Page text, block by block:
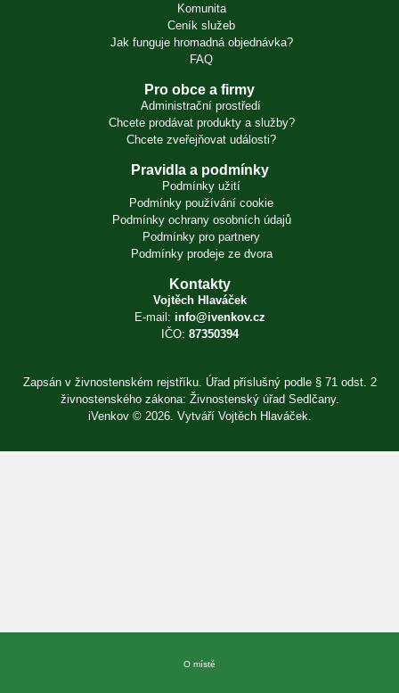
Komunita
Ceník služeb
Jak funguje hromadná objednávka?
FAQ
Pro obce a firmy
Administrační prostředí
Chcete prodávat produkty a služby?
Chcete zveřejňovat události?
Pravidla a podmínky
Podmínky užití
Podmínky používání cookie
Podmínky ochrany osobních údajů
Podmínky pro partnery
Podmínky prodeje ze dvora
Kontakty
Vojtěch Hlaváček
E-mail: info@ivenkov.cz
IČO: 87350394
Zapsán v živnostenském rejstříku. Úřad příslušný podle § 71 odst. 2
živnostenského zákona: Živnostenský úřad Sedlčany.
iVenkov © 2026. Vytváří Vojtěch Hlaváček
O místě